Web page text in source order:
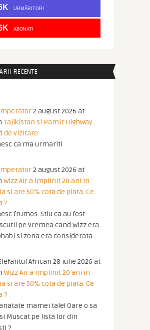
URMĂRITORI
ABONATI
RECENTE
2 august 2026 at
Tajikistan si Pamir Highway.
de vizitare
ca ma urmariti
2 august 2026 at
Wizz Air a implinit 20 ani in
si are 50% cota de piata. Ce
?
frumos. Stiu ca au fost
pe vremea cand Wizz era
si zona era considerata
African 28 iulie 2026 at
Wizz Air a implinit 20 ani in
si are 50% cota de piata. Ce
?
mamei tale! Oare o sa
Muscat pe lista lor din
?